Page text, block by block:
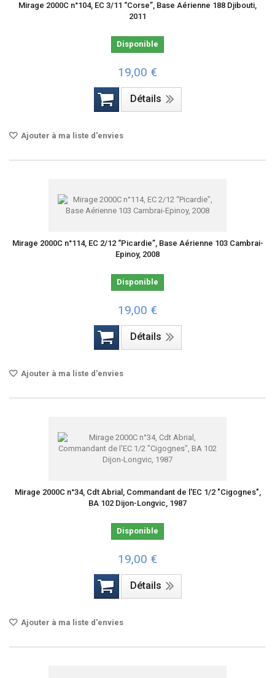
Mirage 2000C n°104, EC 3/11 “Corse”, Base Aérienne 188 Djibouti,
2011
Disponible
19,00 €
Détails
Ajouter à ma liste d'envies
Mirage 2000C n°114, EC 2/12 “Picardie”, Base Aérienne 103 Cambrai-
Epinoy, 2008
Disponible
19,00 €
Détails
Ajouter à ma liste d'envies
Mirage 2000C n°34, Cdt Abrial, Commandant de l'EC 1/2 "Cigognes",
BA 102 Dijon-Longvic, 1987
Disponible
19,00 €
Détails
Ajouter à ma liste d'envies